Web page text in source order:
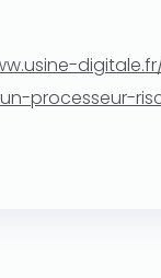
processeur-